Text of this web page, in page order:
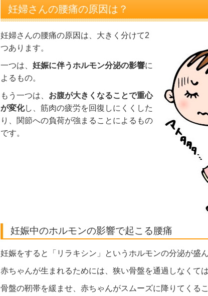
妊婦さんの腰痛の原因は？
妊婦さんの腰痛の原因は、大きく分けて2
つあります。
一つは、 妊娠に伴うホルモン分泌の影響に
よるもの。
もう一つは、 お腹が大きくなることで重心
が変化し、筋肉の疲労を回復しにくくした
り、関節への負荷が強まることによるもの
です。
妊娠中のホルモンの影響で起こる腰痛
妊娠をすると「リラキシン」というホルモンの分泌が盛
赤ちゃんが生まれるためには、狭い骨盤を通過しなくて
骨盤の靭帯を緩ませ、赤ちゃんがスムーズに降りてくる